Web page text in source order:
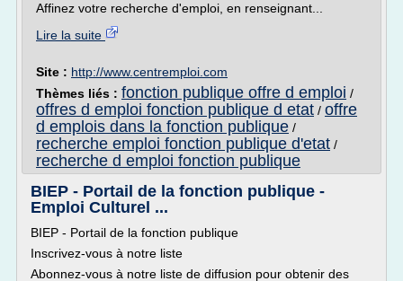
Affinez votre recherche d'emploi, en renseignant...
Lire la suite
Site : http://www.centremploi.com
Thèmes liés : fonction publique offre d emploi /
offres d emploi fonction publique d etat / offre
d emplois dans la fonction publique /
recherche emploi fonction publique d'etat /
recherche d emploi fonction publique
BIEP - Portail de la fonction publique -
Emploi Culturel ...
BIEP - Portail de la fonction publique
Inscrivez-vous à notre liste
Abonnez-vous à notre liste de diffusion pour obtenir des